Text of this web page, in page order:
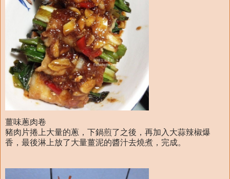
薑味蔥肉卷
豬肉片捲上大量的蔥，下鍋煎了之後，再加入大蒜辣椒爆
香，最後淋上放了大量薑泥的醬汁去燒煮，完成。